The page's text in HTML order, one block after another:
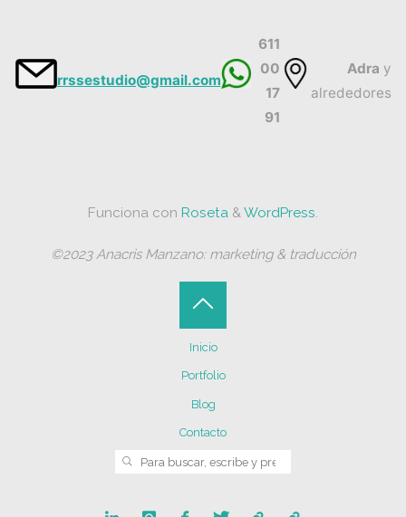
rrssestudio@gmail.com
611
00
17
91
Adra y
alrededores
Funciona con Roseta &WordPress.
©2023 Anacris Manzano: marketing & traducción
Inicio
Portfolio
Blog
Contacto
BUSCAR
Volver
arriba